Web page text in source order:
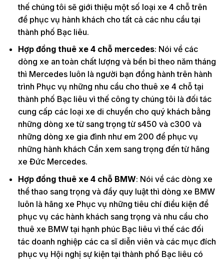
thế chúng tôi sẽ giới thiệu một số loại xe 4 chỗ trên
để phục vụ hành khách cho tất cả các nhu cầu tại
thành phố Bạc liêu.
Hợp đồng thuê xe 4 chỗ mercedes: Nói về các
dòng xe an toàn chất lượng và bền bỉ theo năm tháng
thì Mercedes luôn là người bạn đồng hành trên hành
trình Phục vụ những nhu cầu cho thuê xe 4 chỗ tại
thành phố Bạc liêu vì thế công ty chúng tôi là đối tác
cung cấp các loại xe di chuyển cho quý khách bằng
những dòng xe từ sang trọng từ s450 và c300 và
những dòng xe gia đình như em 200 để phục vụ
những hành khách Cần xem sang trọng đến từ hãng
xe Đức Mercedes.
Hợp đồng thuê xe 4 chỗ BMW: Nói về các dòng xe
thể thao sang trọng và đầy quy luật thì dòng xe BMW
luôn là hãng xe Phục vụ những tiêu chí điều kiện để
phục vụ các hành khách sang trọng và nhu cầu cho
thuê xe BMW tại hạnh phúc Bạc liêu vì thế các đối
tác doanh nghiệp các ca sĩ diễn viên và các mục đích
phục vụ Hội nghị sự kiện tại thành phố Bạc liêu có